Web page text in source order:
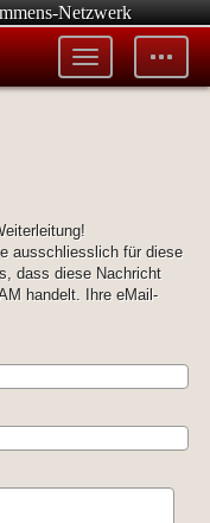
Netzwerk
Toggle
tools
Toggle
menu
ausschliesslich für diese
dass diese Nachricht
handelt. Ihre eMail-